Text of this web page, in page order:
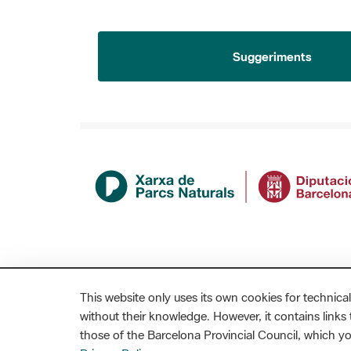
Suggeriments
This website only uses its own cookies for
without their knowledge. However, it contains
those of the Barcelona Provincial Council, which